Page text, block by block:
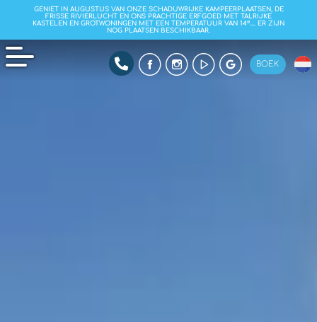
GENIET IN AUGUSTUS VAN ONZE SCHADUWRIJKE KAMPEERPLAATSEN, DE
FRISSE RIVIERLUCHT EN ONS PRACHTIGE ERFGOED MET TALRIJKE
KASTELEN EN GROTWONINGEN MET EEN TEMPERATUUR VAN 14°…. ER ZIJN
NOG PLAATSEN BESCHIKBAAR.
BOEK